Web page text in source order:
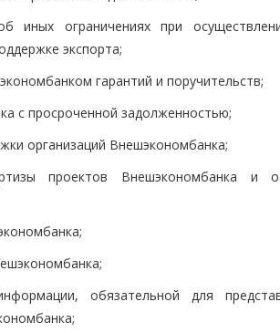
иных ограничениях при
экспорта;
гарантий и поручительств;
с просроченной задолженностью;
организаций Внешэкономбанка;
проектов Внешэкономбанка и
обязательной для